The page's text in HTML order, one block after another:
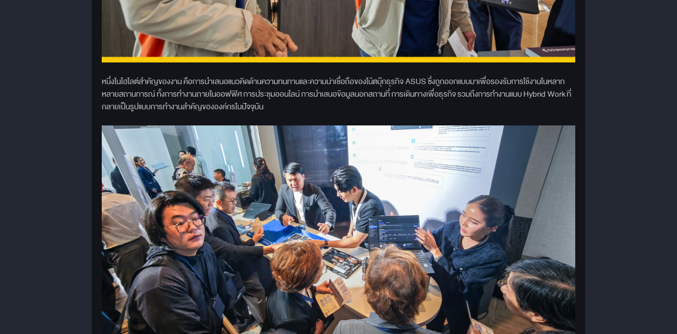
หนึ่งในไฮไลต์สำคัญของงาน คือการนำเสนอแนวคิดด้านความทนทานและความน่าเชื่อถือของโน้ตบุ๊กธุรกิจ ASUS ซึ่งถูกออกแบบมาเพื่อรองรับการใช้งานในหลาก
หลายสถานการณ์ ทั้งการทำงานภายในออฟฟิศ การประชุมออนไลน์ การนำเสนอข้อมูลนอกสถานที่ การเดินทางเพื่อธุรกิจ รวมถึงการทำงานแบบ Hybrid Work ที่
กลายเป็นรูปแบบการทำงานสำคัญขององค์กรในปัจจุบัน